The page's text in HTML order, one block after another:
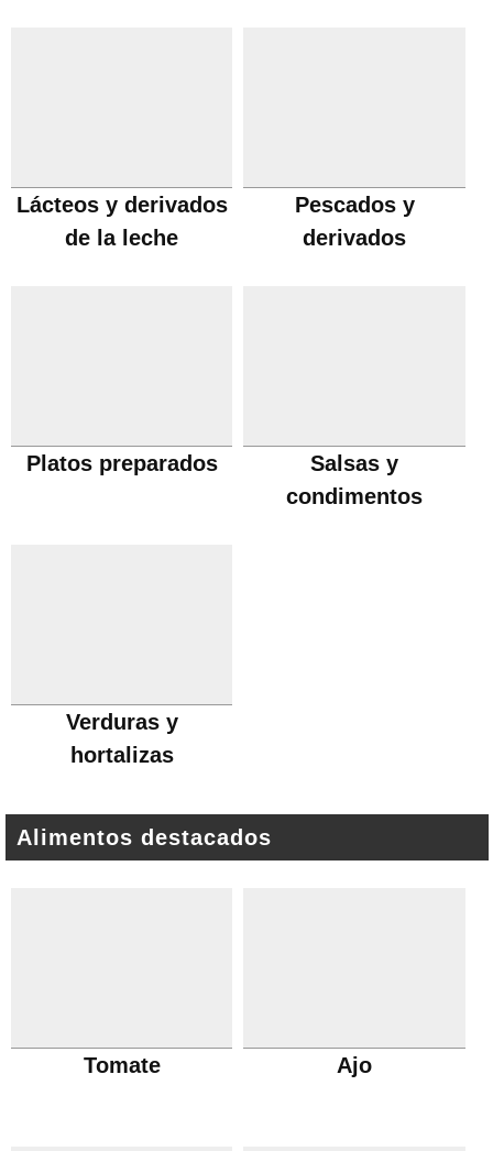
Lácteos y derivados
de la leche
Pescados y
derivados
Platos preparados
Salsas y
condimentos
Verduras y
hortalizas
Alimentos destacados
Tomate Ajo